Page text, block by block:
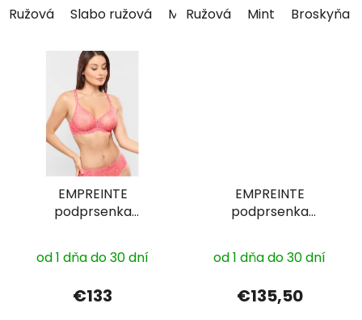
Ružová Slabo ružová Mint Broskyňa
Ružová Mint Broskyňa
EMPREINTE
podprsenka
kosticou 07151
hodnotenie
produktu
od 1 dňa do 30 dní
€133
EMPREINTE
podprsenka
kosticou 07151
od 1 dňa do 30 dní
€135,50